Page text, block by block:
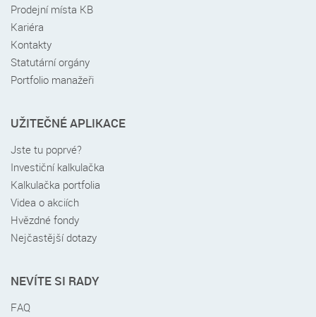
Prodejní místa KB
Kariéra
Kontakty
Statutární orgány
Portfolio manažeři
UŽITEČNÉ APLIKACE
Jste tu poprvé?
Investiční kalkulačka
Kalkulačka portfolia
Videa o akciích
Hvězdné fondy
Nejčastější dotazy
NEVÍTE SI RADY
FAQ